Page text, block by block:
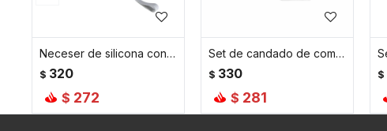
Neceser de silicona con cierre - 21x12x3cm - Gris
$ 320
$ 272
Set de candado de combinación e identificador de valija - Gris
$ 330
$ 281
$